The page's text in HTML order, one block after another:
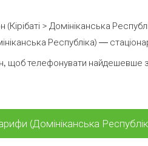
> Домініканська
Республіка) —
щоб телефонувати найдешевше
(Домініканська